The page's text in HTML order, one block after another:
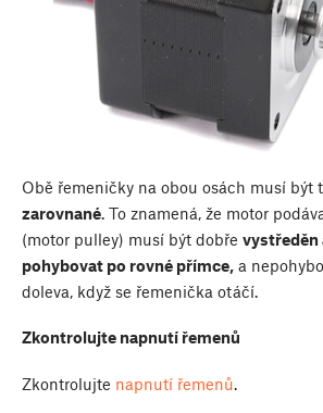
Obě řemeničky na obou osách musí být
zarovnané. To znamená, že motor
(motor pulley) musí být dobře vystředěn
pohybovat po rovné přímce, a
doleva, když se řemenička otáčí.
Zkontrolujte napnutí řemenů
Zkontrolujte napnutí řemenů.